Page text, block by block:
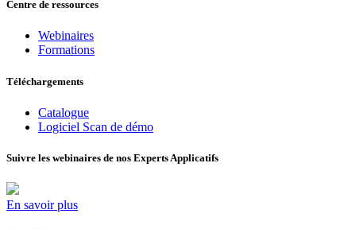
Centre de ressources
Webinaires
Formations
Téléchargements
Catalogue
Logiciel Scan de démo
Suivre les webinaires de nos Experts Applicatifs
En savoir plus